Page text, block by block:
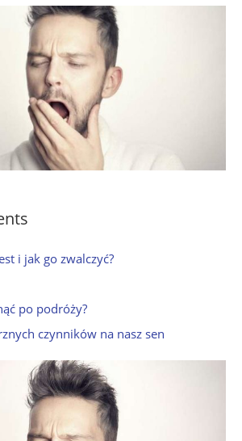
i jak go zwalczyć?
po podróży?
czynników na nasz sen